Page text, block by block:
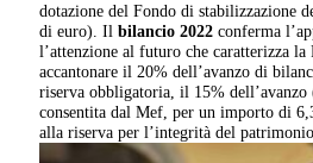
dotazione del Fondo di stabilizzazione
di euro). Ilbilancio 2022 conferma
l’attenzione al futuro che caratterizza
accantonare il 20% dell’avanzo di
riserva obbligatoria, il 15% dell’avanzo
consentita dal Mef, per un importo di
alla riserva per l’integrità del patrimonio.